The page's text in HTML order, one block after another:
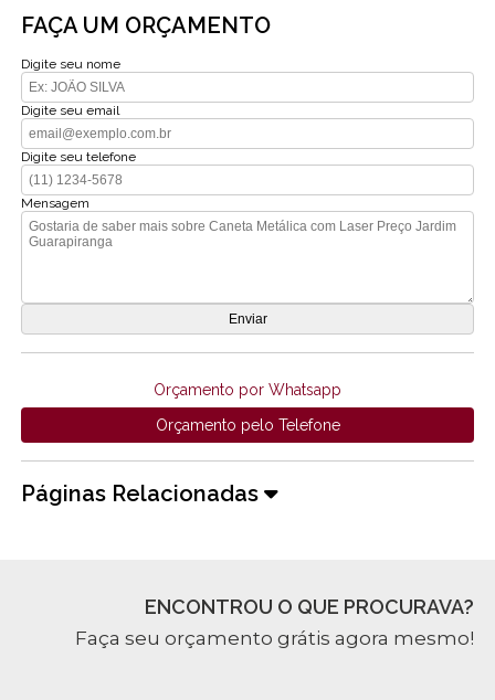
FAÇA UM ORÇAMENTO
Digite seu nome
Digite seu email
Digite seu telefone
Mensagem
Orçamento por Whatsapp
Orçamento pelo Telefone
Páginas Relacionadas
ENCONTROU O QUE PROCURAVA?
Faça seu orçamento grátis agora mesmo!